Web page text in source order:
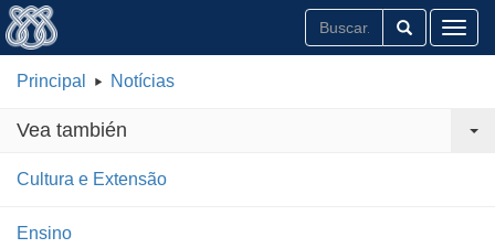
Principal Notícias
Vea también
Cultura e Extensão
Ensino